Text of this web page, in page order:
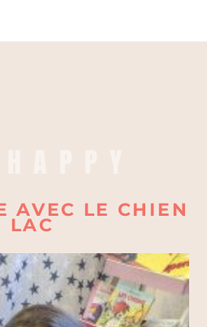
AVEC LE CHIEN
LAC